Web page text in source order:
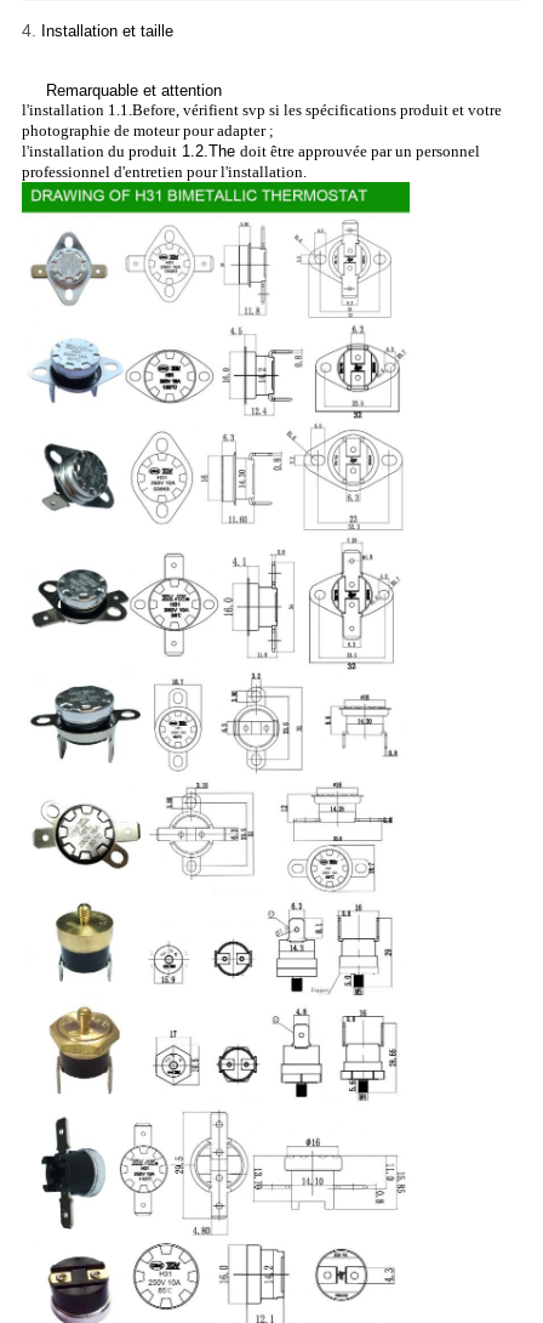
4. Installation et taille
Remarquable et attention
l'installation 1.1.Before, vérifient svp si les spécifications produit et votre
photographie de moteur pour adapter ;
l'installation du produit 1.2.The doit être approuvée par un personnel
professionnel d'entretien pour l'installation.